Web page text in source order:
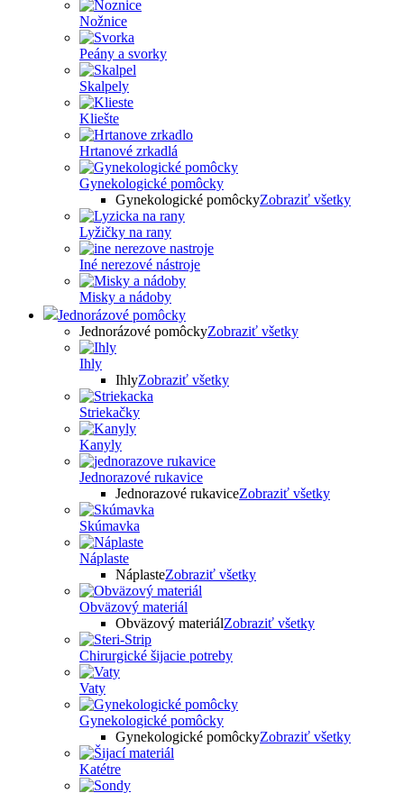
Nožnice
Peány a svorky
Skalpely
Kliešte
Hrtanové zrkadlá
Gynekologické pomôcky
Gynekologické pomôckyZobraziť všetky
Lyžičky na rany
Iné nerezové nástroje
Misky a nádoby
Jednorázové pomôcky
Jednorázové pomôckyZobraziť všetky
Ihly
IhlyZobraziť všetky
Striekačky
Kanyly
Jednorazové rukavice
Jednorazové rukaviceZobraziť všetky
Skúmavka
Náplaste
NáplasteZobraziť všetky
Obväzový materiál
Obväzový materiálZobraziť všetky
Chirurgické šijacie potreby
Vaty
Gynekologické pomôcky
Gynekologické pomôckyZobraziť všetky
Katétre